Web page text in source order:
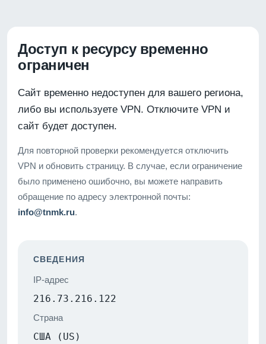
Доступ к ресурсу временно
ограничен
Сайт временно недоступен для вашего региона,
либо вы используете VPN. Отключите VPN и
сайт будет доступен.
Для повторной проверки рекомендуется отключить
VPN и обновить страницу. В случае, если ограничение
было применено ошибочно, вы можете направить
обращение по адресу электронной почты:
info@tnmk.ru.
СВЕДЕНИЯ
IP-адрес
216.73.216.122
Страна
США (US)